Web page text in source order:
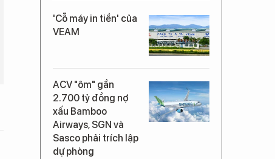
'Cỗ máy in tiền' của
VEAM
ACV "ôm" gần
2.700 tỷ đồng nợ
xấu Bamboo
Airways, SGN và
Sasco phải trích lập
dự phòng